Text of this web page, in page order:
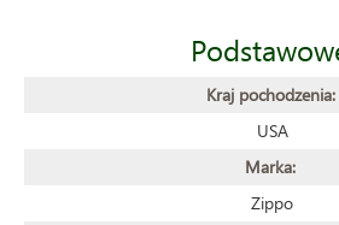
Kraj pochodzenia:
USA
Marka:
Zippo